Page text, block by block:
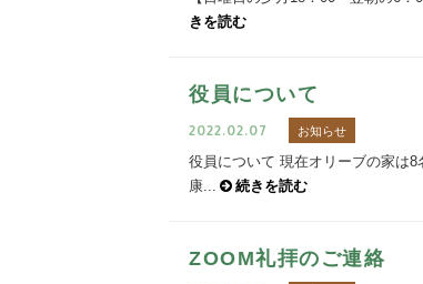
きを読む
役員について
2022.02.07 お知らせ
役員について 現在オリーブの家は
康...
続きを読む
ZOOM礼拝のご連絡